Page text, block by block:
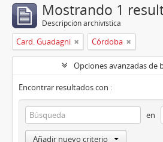
Mostrando 1
Descripción archivística
Card. Guadagni Córdoba
Opciones avanzadas de
Encontrar resultados con :
en
Añadir nuevo criterio